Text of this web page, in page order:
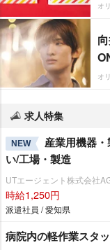
オ
オ
求人特集
NEW
産業用機器
い/工場・製造
UTエージェント株式会社
時給1,250円
派遣社員 / 愛知県
病院内の軽作業スタ